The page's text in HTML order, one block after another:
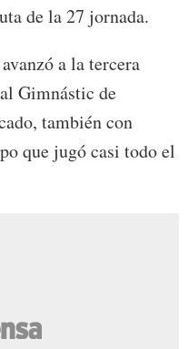
de la 27 jornada.
a la tercera
Gimnástic de
también con
que jugó casi todo el